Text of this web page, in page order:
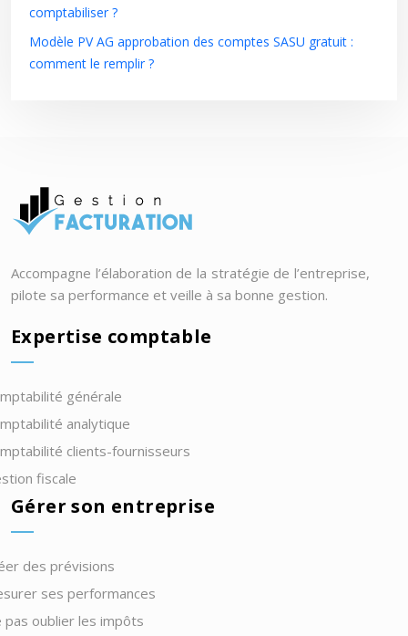
comptabiliser ?
Modèle PV AG approbation des comptes SASU gratuit :
comment le remplir ?
Accompagne l’élaboration de la stratégie de l’entreprise,
pilote sa performance et veille à sa bonne gestion.
Expertise comptable
générale
analytique
clients-fournisseurs
fiscale
Gérer son entreprise
des prévisions
ses performances
pas oublier les impôts